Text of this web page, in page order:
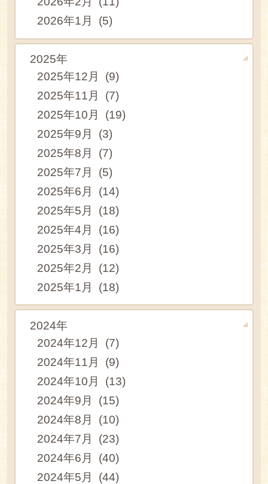
2026年1月 (5)
2025年
2025年12月 (9)
2025年11月 (7)
2025年10月 (19)
2025年9月 (3)
2025年8月 (7)
2025年7月 (5)
2025年6月 (14)
2025年5月 (18)
2025年4月 (16)
2025年3月 (16)
2025年2月 (12)
2025年1月 (18)
2024年
2024年12月 (7)
2024年11月 (9)
2024年10月 (13)
2024年9月 (15)
2024年8月 (10)
2024年7月 (23)
2024年6月 (40)
2024年5月 (44)